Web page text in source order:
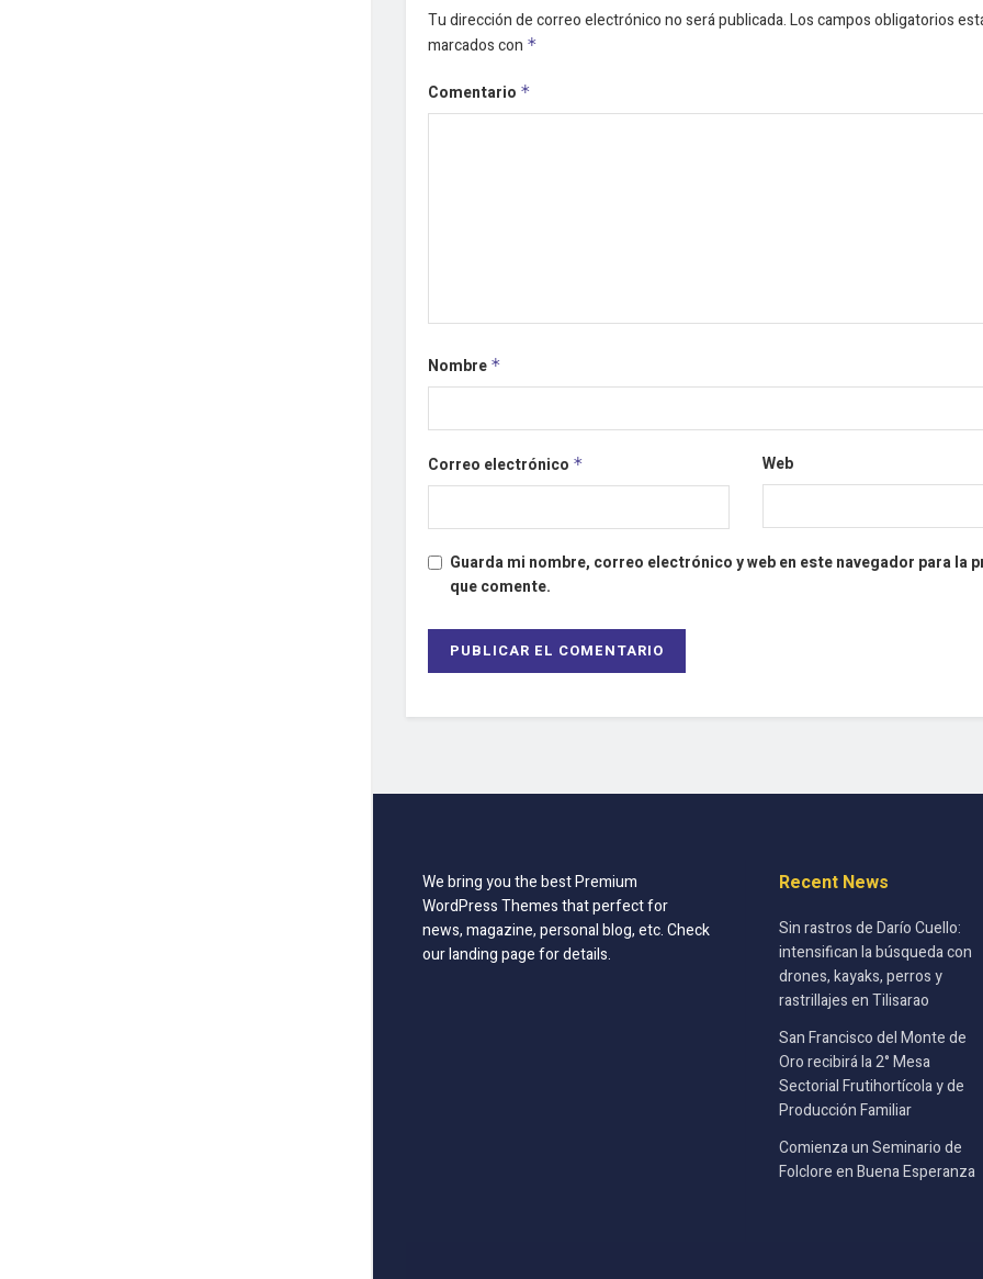
Tu dirección de correo electrónico no será publicada.Los campos obligatorios
marcados con *
Comentario *
Nombre *
Correo electrónico * Web
Guarda mi nombre, correo electrónico y web en este navegador para la
que comente.
We bring you the best Premium
WordPress Themes that perfect for
news, magazine, personal blog, etc. Check
our landing page for details.
Recent News
Sin rastros de Darío Cuello:
intensifican la búsqueda con
drones, kayaks, perros y
rastrillajes en Tilisarao
San Francisco del Monte de
Oro recibirá la 2° Mesa
Sectorial Frutihortícola y de
Producción Familiar
Comienza un Seminario de
Folclore en Buena Esperanza